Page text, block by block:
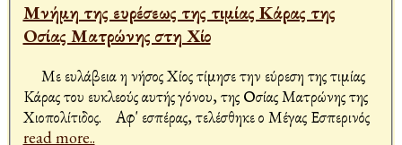
Μνήμη της ευρέσεως της τιμίας Κάρας της
Οσίας Ματρώνης στη Χίο
Με ευλάβεια η νήσος Χίος τίμησε την εύρεση της τιμίας
Κάρας του ευκλεούς αυτής γόνου, της Οσίας Ματρώνης της
Χιοπολίτιδος. Αφ' εσπέρας, τελέσθηκε ο Μέγας Εσπερινός
read more..